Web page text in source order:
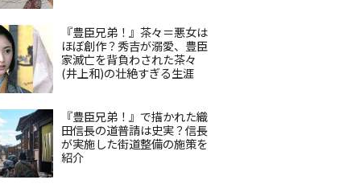
『豊臣兄弟！』茶々＝悪女は
ほぼ創作？秀吉が溺愛、豊臣
家滅亡を背負わされた茶々
(井上和)の壮絶すぎる生涯
『豊臣兄弟！』で描かれた織
田信長の道普請は史実？信長
が実施した街道整備の施策を
紹介